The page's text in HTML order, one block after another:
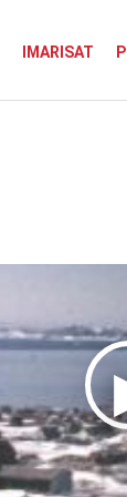
IMARISAT